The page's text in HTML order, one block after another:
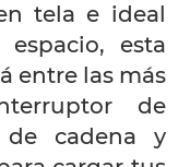
tela e ideal
esta
entre las más
de
de cadena y